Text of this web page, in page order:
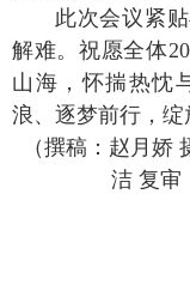
此次会议紧
解难。祝愿全体
山海，怀揣热忱
浪、逐梦前行，绽
（撰稿：赵月娇
洁 复审